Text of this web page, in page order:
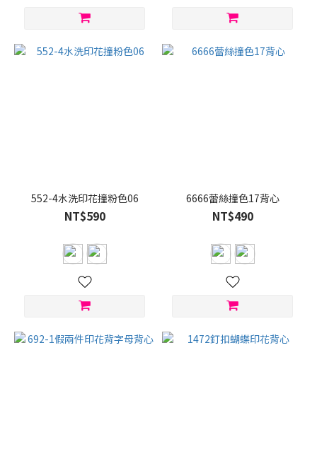
552-4水洗印花撞粉色06
NT$590
6666蕾絲撞色17背心
NT$490